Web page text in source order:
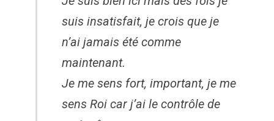
suis insatisfait, je crois que je
n’ai jamais été comme
maintenant.
Je me sens fort, important, je me
sens Roi car j’ai le contrôle de